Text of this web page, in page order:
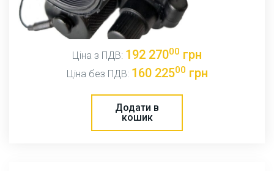
Ціна з ПДВ: 192 27000 грн
Ціна без ПДВ: 160 22500 грн
Додати в
кошик